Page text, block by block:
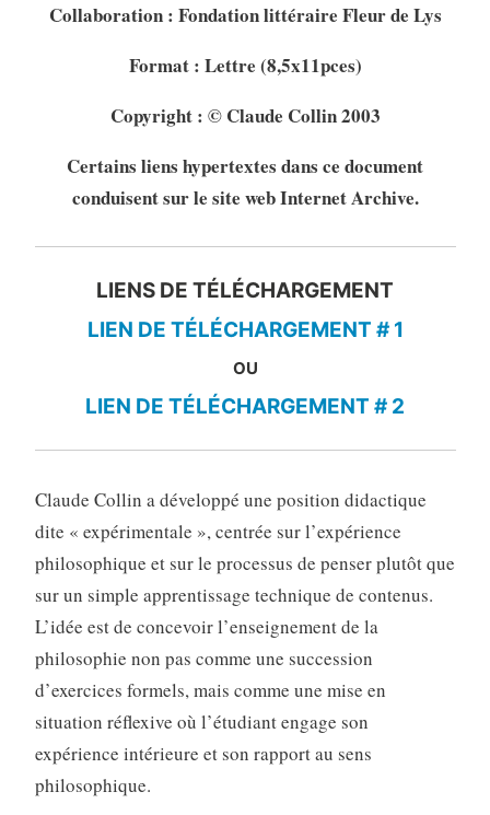
Collaboration : Fondation littéraire Fleur de Lys
Format : Lettre (8,5x11pces)
Copyright : © Claude Collin 2003
Certains liens hypertextes dans ce document
conduisent sur le site web Internet Archive.
LIENS DE TÉLÉCHARGEMENT
LIEN DE TÉLÉCHARGEMENT # 1
OU
LIEN DE TÉLÉCHARGEMENT # 2
Claude Collin a développé une position didactique
dite « expérimentale », centrée sur l’expérience
philosophique et sur le processus de penser plutôt que
sur un simple apprentissage technique de contenus.
L’idée est de concevoir l’enseignement de la
philosophie non pas comme une succession
d’exercices formels, mais comme une mise en
situation réflexive où l’étudiant engage son
expérience intérieure et son rapport au sens
philosophique.